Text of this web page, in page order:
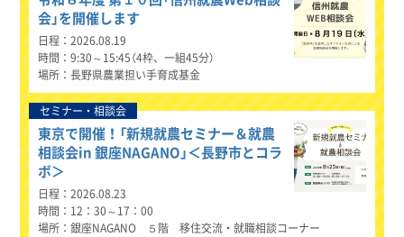
会」を開催します
日程
2026.08.19
時間
9:30～15:45（4枠、一組45分）
場所
長野県農業担い手育成基金
セミナー・相談会
東京で開催！「新規就農セミナー＆就農
相談会in 銀座NAGANO」＜長野市とコラ
ボ＞
日程
2026.08.23
時間
12：30～17：00
場所
銀座NAGANO ５階 移住交流・就職相談コーナー